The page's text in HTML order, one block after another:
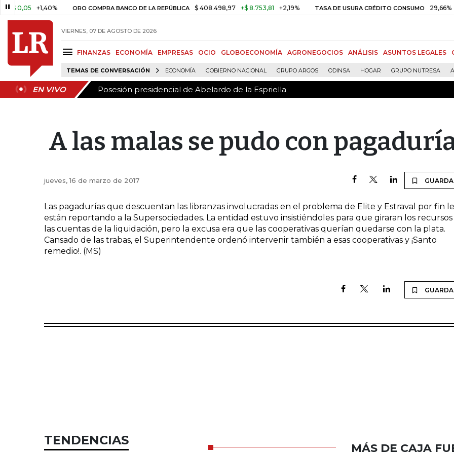
0,05 +1,40% ORO COMPRA BANCO DE LA REPÚBLICA $ 408.498,97 +$ 8.753,81 +2,19% TASA DE USURA CRÉDITO CONSUMO 29,66%
VIERNES, 07 DE AGOSTO DE 2026
FINANZAS ECONOMÍA EMPRESAS OCIO GLOBOECONOMÍA AGRONEGOCIOS ANÁLISIS ASUNTOS LEGALES
TEMAS DE CONVERSACIÓN ECONOMÍA GOBIERNO NACIONAL GRUPO ARGOS ODINSA HOGAR GRUPO NUTRESA
EN VIVO Posesión presidencial de Abelardo de la Espriella
EN VIVO Posesión presidencial de Abelardo de la Espriella
A las malas se pudo con
jueves, 16 de marzo de 2017
Las pagadurías que descuentan las libranzas involucradas en el problema de Elite y Estraval por fin le
están reportando a la Supersociedades. La entidad estuvo insistiéndoles para que giraran los recursos
las cuentas de la liquidación, pero la excusa era que las cooperativas querían quedarse con la plata.
Cansado de las trabas, el Superintendente ordenó intervenir también a esas cooperativas y ¡Santo
remedio!. (MS)
TENDENCIAS
MÁS DE CAJA